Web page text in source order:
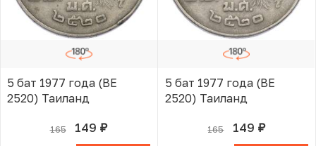
5 бат 1977 года (BE
2520) Таиланд
165 149 руб.
В КОРЗИНЕ
5 бат 1977 года (BE
2520) Таиланд
165 149 руб.
В КОРЗИНЕ